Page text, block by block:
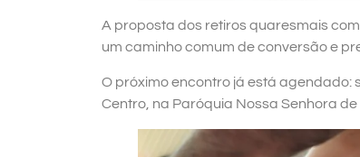
A proposta dos retiros quaresmais
um caminho comum de conversão e
O próximo encontro já está agendado:
Centro, na Paróquia Nossa Senhora